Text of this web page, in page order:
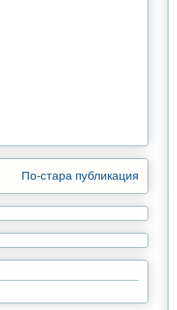
По-стара публикация